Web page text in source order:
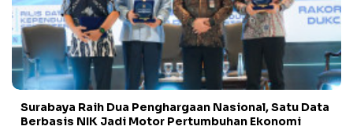
Surabaya Raih Dua Penghargaan Nasional, Satu Data
Berbasis NIK Jadi Motor Pertumbuhan Ekonomi